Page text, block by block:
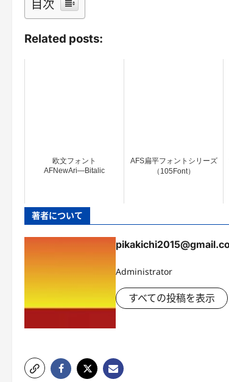
目次
Related posts:
欧文フォント
AFNewAri―Bitalic
AFS扁平フォントシリーズ
（105Font）
著者について
Administrator
すべての投稿を表示